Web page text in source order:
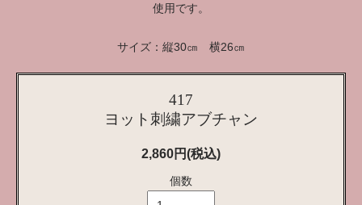
使用です。
サイズ：縦30㎝ 横26㎝
417
ヨット刺繍アブチャン
2,860円(税込)
個数